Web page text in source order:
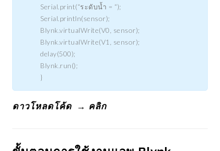
Serial.print(“ระดับน้ำ = “);
Serial.println(sensor);
Blynk.virtualWrite(V0, sensor);
Blynk.virtualWrite(V1, sensor);
delay(500);
Blynk.run();
}
ดาวโหลดโค้ด → คลิก